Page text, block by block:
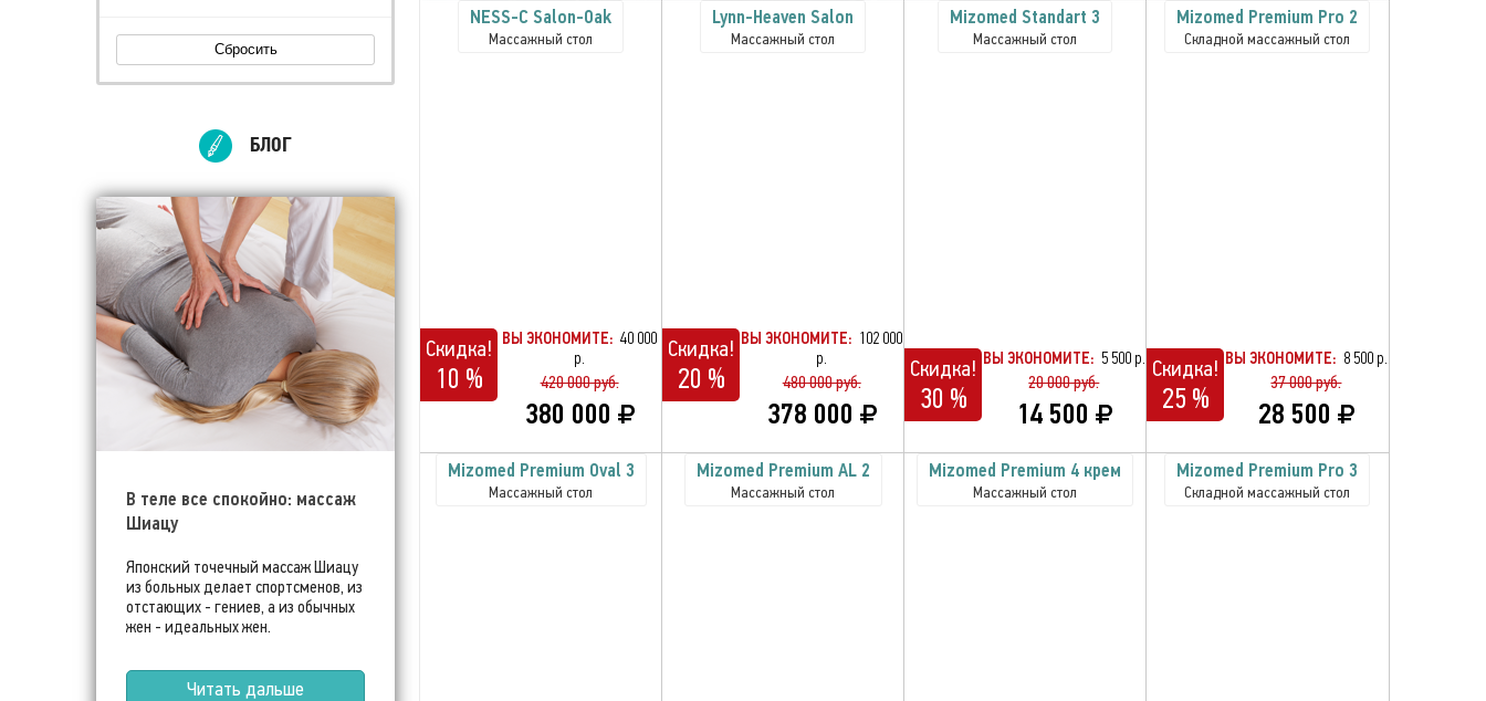
Сбросить
БЛОГ
В теле все спокойно: массаж
Шиацу
Японский точечный массаж Шиацу
из больных делает спортсменов, из
отстающих - гениев, а из обычных
жен - идеальных жен.
Читать дальше
NESS-C Salon-Oak
Массажный стол
Скидка!
10 %
ВЫ ЭКОНОМИТЕ: 40 000
р.
420 000 руб.
380 000
Lynn-Heaven Salon
Массажный стол
Скидка!
20 %
ВЫ ЭКОНОМИТЕ: 102 000
р.
480 000 руб.
378 000
Mizomed Standart 3
Массажный стол
Скидка!
30 %
ВЫ ЭКОНОМИТЕ: 5 500 р.
20 000 руб.
14 500
Mizomed Premium Pro 2
Складной массажный стол
Скидка!
25 %
ВЫ ЭКОНОМИТЕ: 8 500 р.
37 000 руб.
28 500
Mizomed Premium Oval 3
Массажный стол
Mizomed Premium AL 2
Массажный стол
Mizomed Premium 4 крем
Массажный стол
Mizomed Premium Pro 3
Складной массажный стол